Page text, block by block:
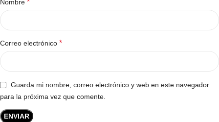
Nombre *
Correo electrónico *
Guarda mi nombre, correo electrónico y web en este navegador
para la próxima vez que comente.